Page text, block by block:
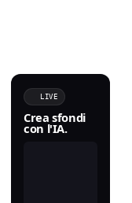
LIVE
Crea sfondi
con l'IA.